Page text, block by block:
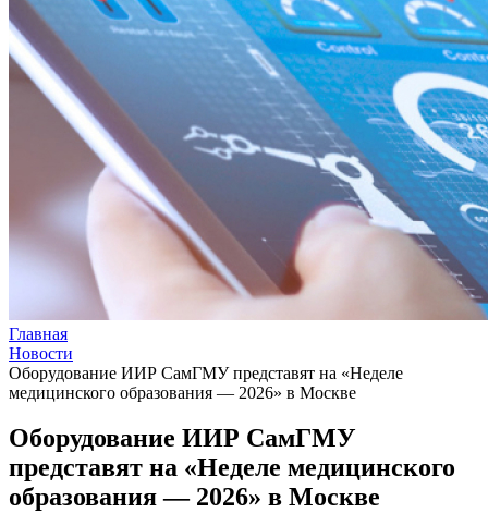
Главная
Новости
Оборудование ИИР СамГМУ представят на «Неделе
медицинского образования — 2026» в Москве
Оборудование ИИР СамГМУ
представят на «Неделе медицинского
образования — 2026» в Москве